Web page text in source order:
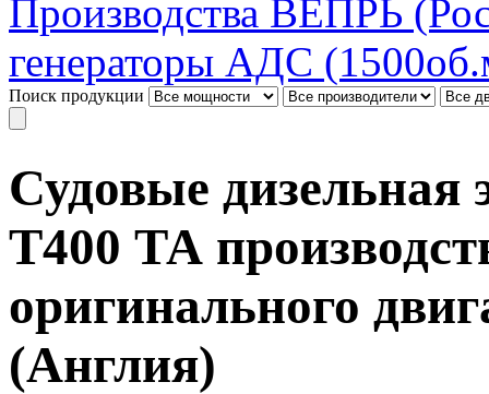
Производства ВЕПРЬ
генераторы АДС
Поиск продукции
Судовые
Т400 ТА
оригинального
(Англия)